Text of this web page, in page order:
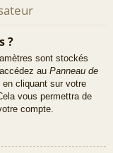
?
sont stockés
au Panneau de
cliquant sur votre
vous permettra de
compte.